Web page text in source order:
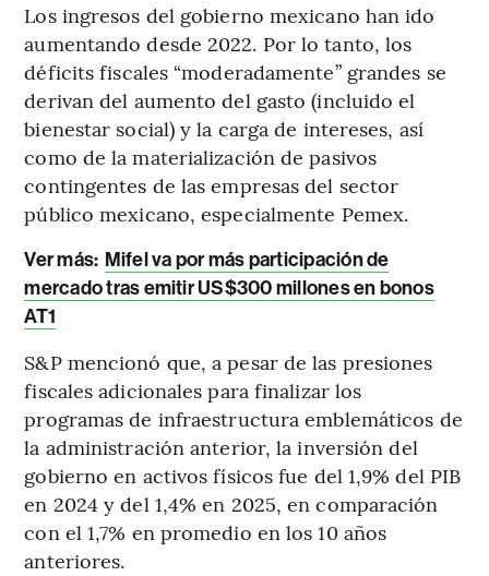
Los ingresos del gobierno mexicano han ido
aumentando desde 2022. Por lo tanto, los
déficits fiscales “moderadamente” grandes se
derivan del aumento del gasto (incluido el
bienestar social) y la carga de intereses, así
como de la materialización de pasivos
contingentes de las empresas del sector
público mexicano, especialmente Pemex.
Ver más: Mifel va por más participación de
mercado tras emitir US$300 millones en bonos
AT1
S&P mencionó que, a pesar de las presiones
fiscales adicionales para finalizar los
programas de infraestructura emblemáticos de
la administración anterior, la inversión del
gobierno en activos físicos fue del 1,9% del PIB
en 2024 y del 1,4% en 2025, en comparación
con el 1,7% en promedio en los 10 años
anteriores.